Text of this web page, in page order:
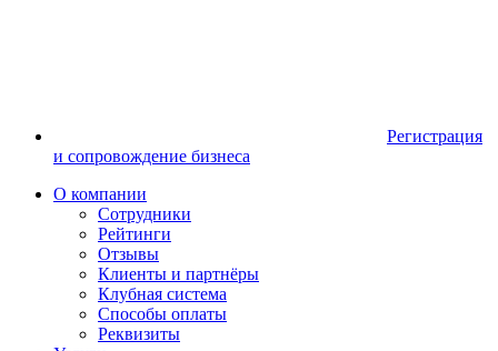
Регистрация
и сопровождение бизнеса
О компании
Сотрудники
Рейтинги
Отзывы
Клиенты и партнёры
Клубная система
Способы оплаты
Реквизиты